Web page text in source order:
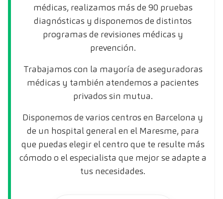
médicas, realizamos más de 90 pruebas
diagnósticas y disponemos de distintos
programas de revisiones médicas y
prevención.
Trabajamos con la mayoría de aseguradoras
médicas y también atendemos a pacientes
privados sin mutua.
Disponemos de varios centros en Barcelona y
de un hospital general en el Maresme, para
que puedas elegir el centro que te resulte más
cómodo o el especialista que mejor se adapte a
tus necesidades.